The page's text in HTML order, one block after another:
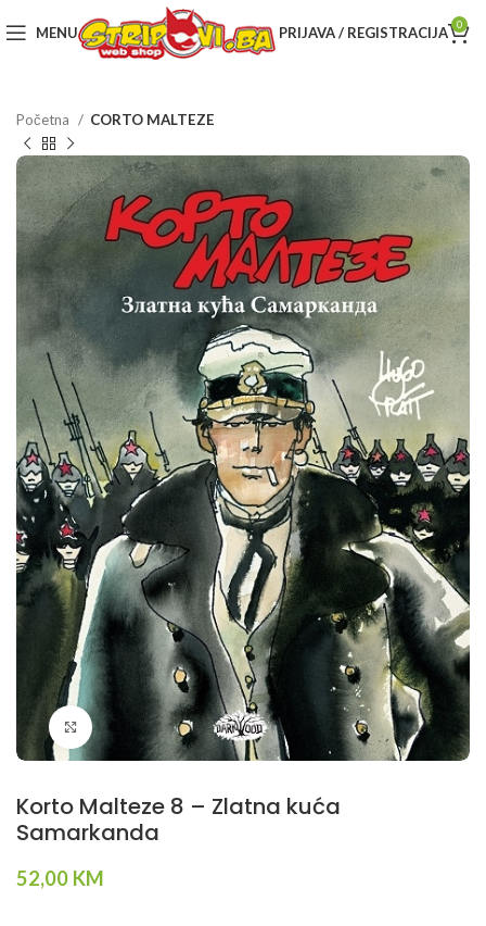
MENU PRIJAVA / REGISTRACIJA 0
Početna CORTO MALTEZE
Klikni da povečaš
Korto Malteze 8 – Zlatna kuća
Samarkanda
52,00 KM